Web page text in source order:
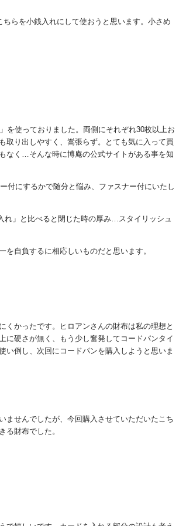
らを小銭入れにして使おうと思います。小さめ
使っておりました。両側にそれぞれ30枚以上お
取り出しやすく、嵩張らず。とても気に入って買
なく…そんな時に博庵の公式サイトがある事を知
付にするかで随分と悩み、ファスナー付にいたし
れ」と比べると閉じた時の厚み…スタイリッシュ
自負するに相応しいものだと思います。
くかったです。ヒロアンさんの財布は私の理想と
に硬さが無く、もう少し奮発してコードパンタイ
い倒し、次回にコードパンを購入しようと思いま
ませんでしたが、今回購入させていただいたこち
る財布でした。